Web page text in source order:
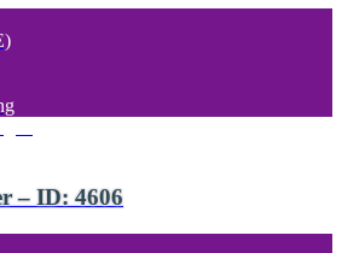
– ID: 4606